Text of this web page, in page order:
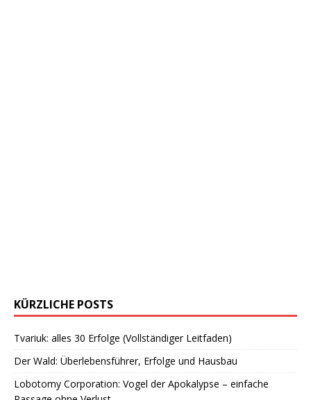
KÜRZLICHE POSTS
Tvariuk: alles 30 Erfolge (Vollständiger Leitfaden)
Der Wald: Überlebensführer, Erfolge und Hausbau
Lobotomy Corporation: Vogel der Apokalypse – einfache